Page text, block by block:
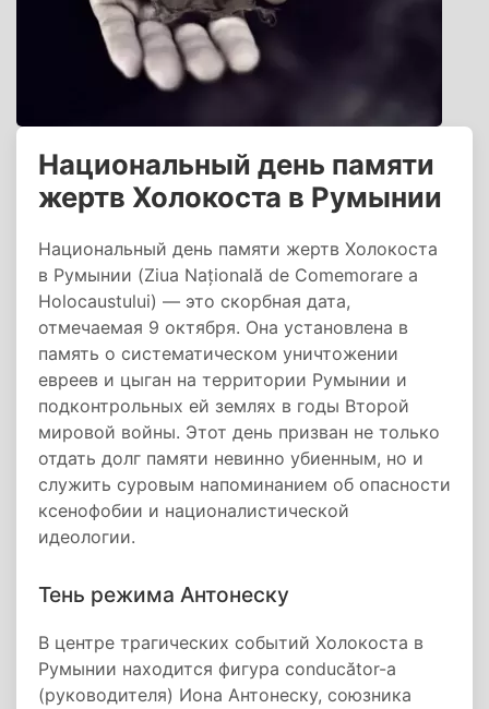
Национальный день памяти
жертв Холокоста в Румынии
Национальный день памяти жертв Холокоста
в Румынии (Ziua Națională de Comemorare a
Holocaustului) — это скорбная дата,
отмечаемая 9 октября. Она установлена в
память о систематическом уничтожении
евреев и цыган на территории Румынии и
подконтрольных ей землях в годы Второй
мировой войны. Этот день призван не только
отдать долг памяти невинно убиенным, но и
служить суровым напоминанием об опасности
ксенофобии и националистической
идеологии.
Тень режима Антонеску
В центре трагических событий Холокоста в
Румынии находится фигура conducător-а
(руководителя) Иона Антонеску, союзника